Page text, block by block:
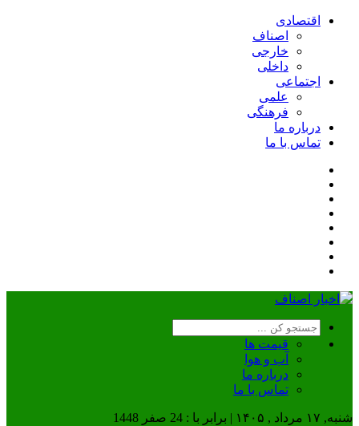
اقتصادی
اصناف
خارجی
داخلی
اجتماعی
علمی
فرهنگی
درباره ما
تماس با ما
قیمت ها
آب و هوا
درباره ما
تماس با ما
شنبه, ۱۷ مرداد , ۱۴۰۵ | برابر با : 24 صفر 1448